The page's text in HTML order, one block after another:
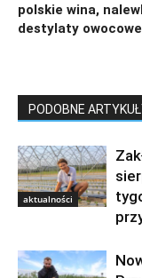
polskie wina,
destylaty owocowe
PODOBNE
aktualności